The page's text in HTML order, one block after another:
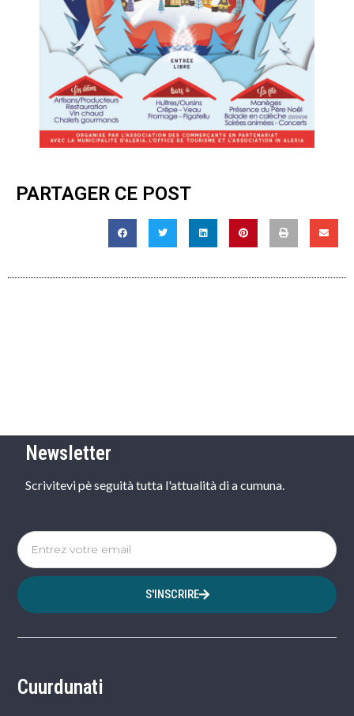
PARTAGER CE POST
Newsletter
Scrivitevi pè seguità tutta l'attualità di a cumuna.
S'INSCRIRE
Cuurdunati